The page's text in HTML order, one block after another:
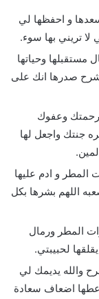
و احفظها لي
تريني بها سوء.
مستقبلها وحياتها
صدرها انك على
وعفوك
جنتك واجعل لها
المطر و ادم عليها
اللهم بشرها بكل
المطر ورمال
لحبيبتي.
والله يديمك لي
اضعاف سعادة